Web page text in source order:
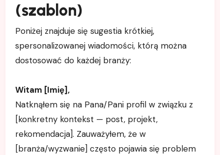
(szablon)
Poniżej znajduje się sugestia krótkiej,
spersonalizowanej wiadomości, którą można
dostosować do każdej branży:
Witam [Imię],
Natknąłem się na Pana/Pani profil w związku z
[konkretny kontekst — post, projekt,
rekomendacja]. Zauważyłem, że w
[branża/wyzwanie] często pojawia się problem